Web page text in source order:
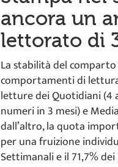
ancora un
lettorato di
La stabilità del
comportamenti di
letture dei Quotidiani (4
numeri in 3 mesi) e
dall’altro, la quota
per una fruizione
Settimanali e il 71,7%